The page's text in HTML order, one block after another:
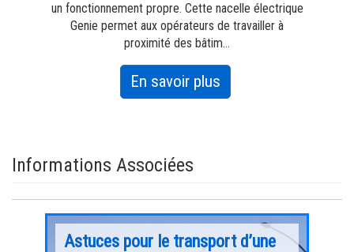
un fonctionnement propre. Cette nacelle électrique
Genie permet aux opérateurs de travailler à
proximité des bâtim...
En savoir plusabout
Z-
Informations Associées
Astuces pour le transport d’une